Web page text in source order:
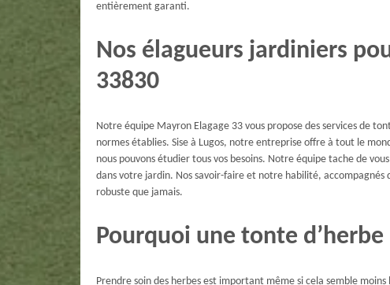
entièrement garanti.
Nos élagueurs jardiniers
33830
Notre équipe Mayron Elagage 33 vous propose des services de
normes établies. Sise à Lugos, notre entreprise offre à tout le
nous pouvons étudier tous vos besoins. Notre équipe tache de
dans votre jardin. Nos savoir-faire et notre habilité,
robuste que jamais.
Pourquoi une tonte d’herbe
Prendre soin des herbes est important même si cela semble